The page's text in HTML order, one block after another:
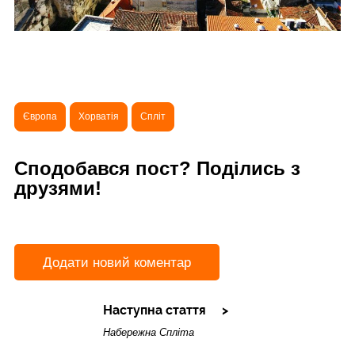
Європа Хорватія Спліт
Сподобався пост? Поділись з
друзями!
Додати новий коментар
Наступна стаття
Набережна Спліта